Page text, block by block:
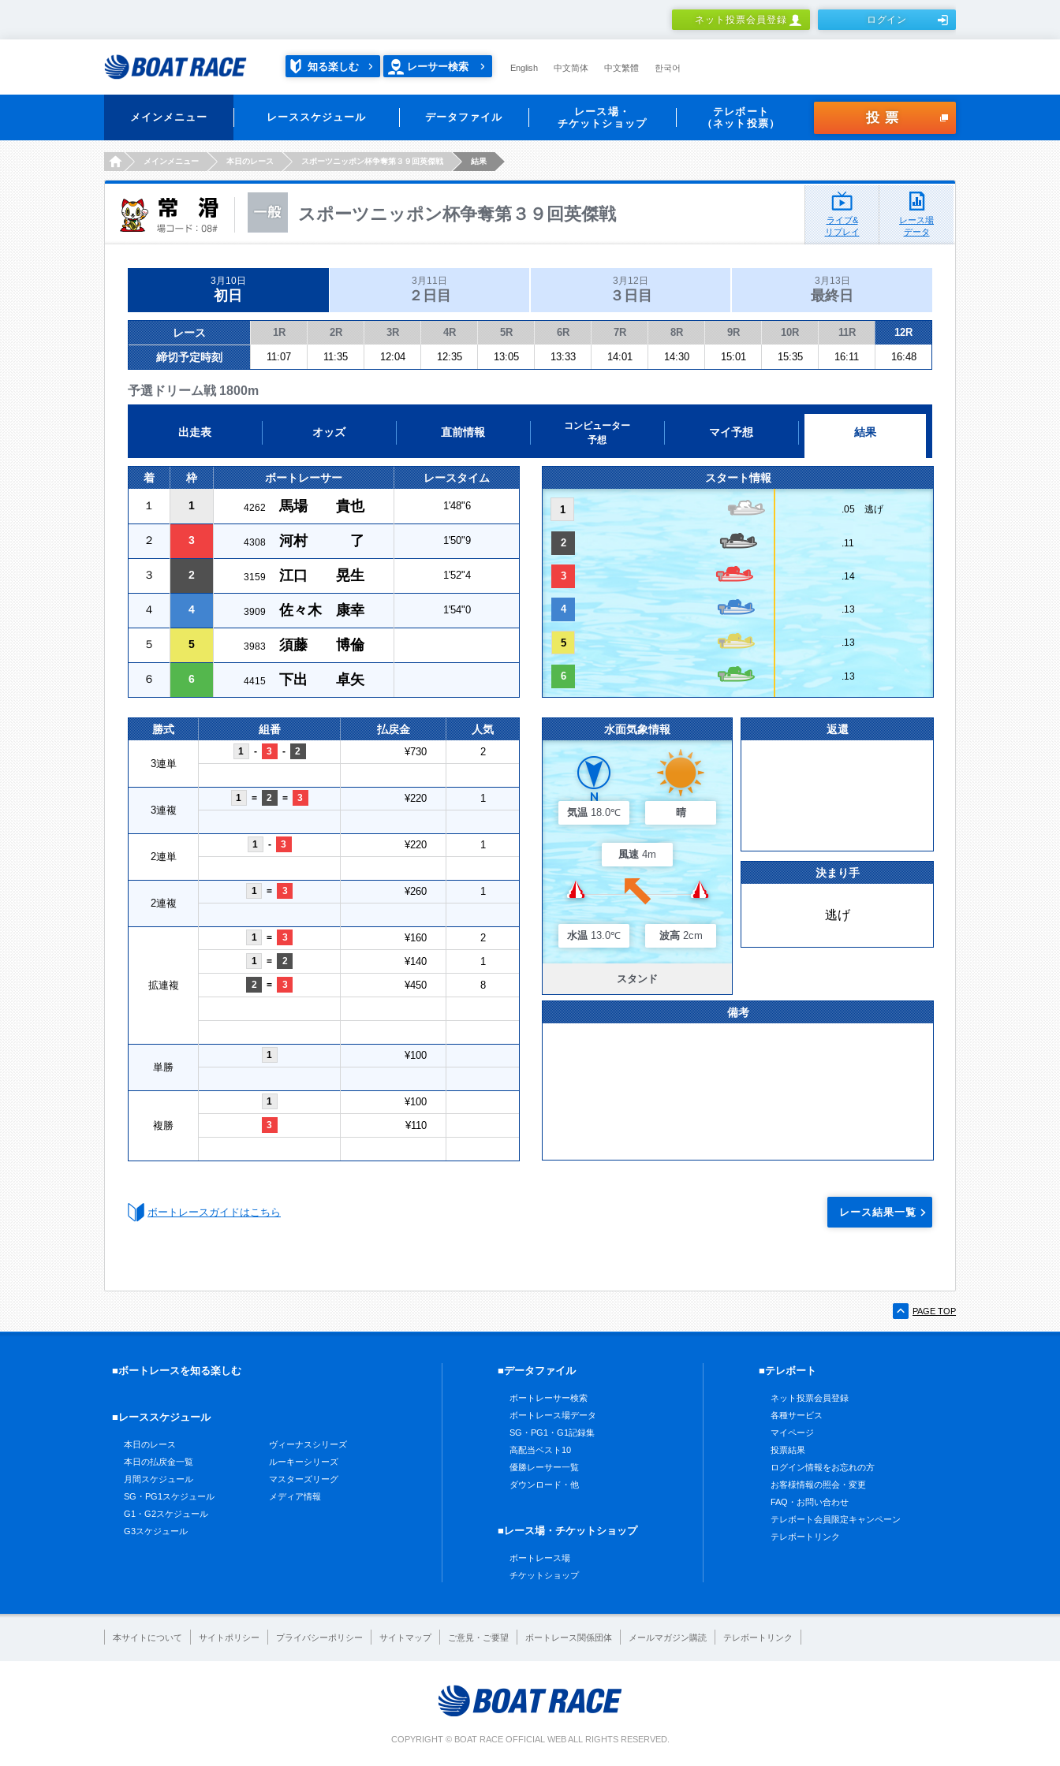
ネット投票会員登録 ログイン
知る楽しむ レーサー検索 English 中文简体 中文繁體 한국어
メインメニュー レーススケジュール データファイル
レース場・
チケットショップ
テレボート
（ネット投票）
投票
HOMEメインメニュー 本日のレース スポーツニッポン杯争奪第３９回英傑戦 結果
スポーツニッポン杯争奪第３９回英傑戦
ライブ&
リプレイ
レース場
データ
3月10日
初日
3月11日
２日目
3月12日
３日目
3月13日
最終日
レース 1R 2R 3R 4R 5R 6R 7R 8R 9R 10R 11R 12R
締切予定時刻 11:07 11:35 12:04 12:35 13:05 13:33 14:01 14:30 15:01 15:35 16:11 16:48
予選ドリーム戦 1800m
出走表 オッズ 直前情報
コンピューター
予想
マイ予想 結果
着 枠 ボートレーサー レースタイム
１ 1 4262 馬場 貴也 1'48"6
２ 3 4308 河村 了 1'50"9
３ 2 3159 江口 晃生 1'52"4
４ 4 3909 佐々木 康幸 1'54"0
５ 5 3983 須藤 博倫
６ 6 4415 下出 卓矢
スタート情報
1 .05 逃げ
2 .11
3 .14
4 .13
5 .13
6 .13
勝式 組番 払戻金 人気
3連単
1 - 3 - 2 ¥730 2
3連複
1 = 2 = 3 ¥220 1
2連単
1 - 3 ¥220 1
2連複
1 = 3 ¥260 1
拡連複
1 = 3 ¥160 2
1 = 2 ¥140 1
2 = 3 ¥450 8
単勝
1 ¥100
複勝
1 ¥100
3 ¥110
水面気象情報
気温 18.0℃ 晴
風速 4m
水温 13.0℃ 波高 2cm
スタンド
返還
決まり手
逃げ
備考
ボートレースガイドはこちら レース結果一覧
PAGE TOP
■ボートレースを知る楽しむ
■レーススケジュール
本日のレース
本日の払戻金一覧
月間スケジュール
SG・PG1スケジュール
G1・G2スケジュール
G3スケジュール
ヴィーナスシリーズ
ルーキーシリーズ
マスターズリーグ
メディア情報
■データファイル
ボートレーサー検索
ボートレース場データ
SG・PG1・G1記録集
高配当ベスト10
優勝レーサー一覧
ダウンロード・他
■レース場・チケットショップ
ボートレース場
チケットショップ
■テレボート
ネット投票会員登録
各種サービス
マイページ
投票結果
ログイン情報をお忘れの方
お客様情報の照会・変更
FAQ・お問い合わせ
テレボート会員限定キャンペーン
テレボートリンク
本サイトについて サイトポリシー プライバシーポリシー サイトマップ ご意見・ご要望 ボートレース関係団体 メールマガジン購読 テレボートリンク
COPYRIGHT © BOAT RACE OFFICIAL WEB ALL RIGHTS RESERVED.